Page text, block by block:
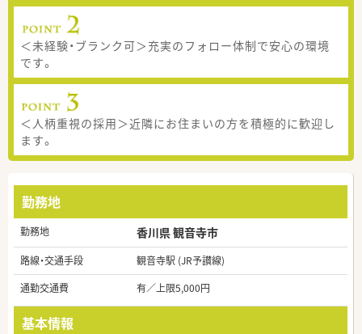
＜未経験・ブランク可＞充実のフォロー体制で安心の環境
です。
＜人柄重視の採用＞近隣にお住まいの方を積極的に歓迎し
ます。
勤務地
勤務地 香川県 観音寺市
路線・交通手段
観音寺駅 (JR予讃線)
通勤交通費
有／上限5,000円
基本情報